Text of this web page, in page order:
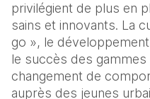
privilégient de plus en
sains et innovants. La
go », le
le succès des gammes
changement de
auprès des jeunes